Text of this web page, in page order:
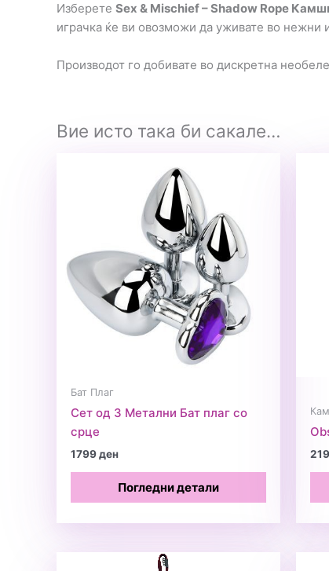
Изберете Sex & Mischief – Shadow Rope
играчка ќе ви овозможи да уживате во нежни
Производот го добивате во дискретна
Вие исто така би сакале…
Бат Плаг
Сет од 3 Метални Бат плаг со
срце
1799ден
Погледни детали